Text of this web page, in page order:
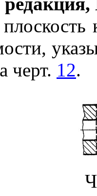
черт. 12.